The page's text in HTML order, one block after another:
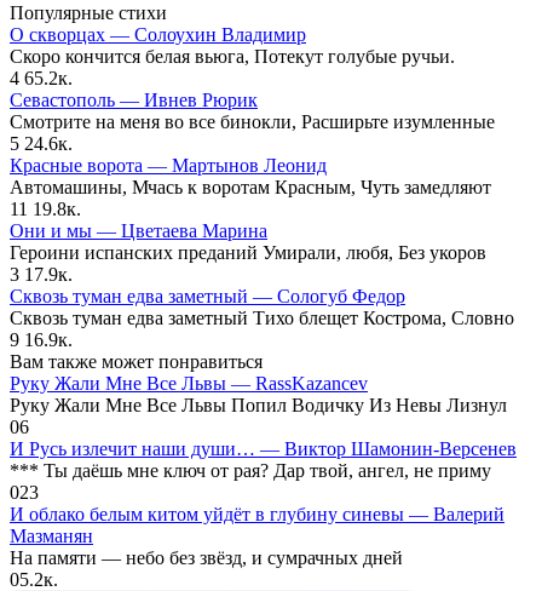
Популярные стихи
О скворцах — Солоухин Владимир
Скоро кончится белая вьюга, Потекут голубые ручьи.
4 65.2к.
Севастополь — Ивнев Рюрик
Смотрите на меня во все бинокли, Расширьте изумленные
5 24.6к.
Красные ворота — Мартынов Леонид
Автомашины, Мчась к воротам Красным, Чуть замедляют
11 19.8к.
Они и мы — Цветаева Марина
Героини испанских преданий Умирали, любя, Без укоров
3 17.9к.
Сквозь туман едва заметный — Сологуб Федор
Сквозь туман едва заметный Тихо блещет Кострома, Словно
9 16.9к.
Вам также может понравиться
­Руку Жали Мне Все Львы — RassKazancev
Руку Жали Мне Все Львы Попил Водичку Из Невы Лизнул
06
И Русь излечит наши души… — Виктор Шамонин-Версенев
*** Ты даёшь мне ключ от рая? Дар твой, ангел, не приму
023
И облако белым китом уйдёт в глубину синевы — Валерий
Мазманян
На памяти — небо без звёзд, и сумрачных дней
05.2к.